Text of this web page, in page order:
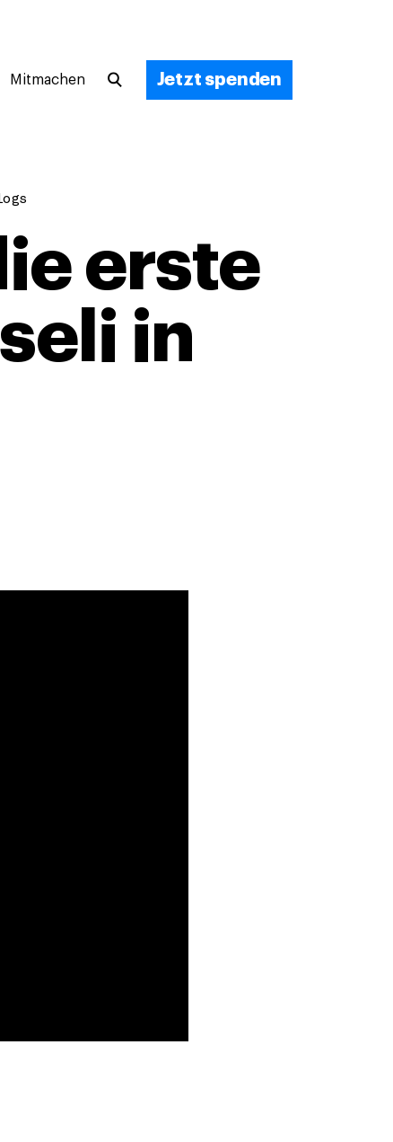
Mitmachen Jetzt spenden
erste
in